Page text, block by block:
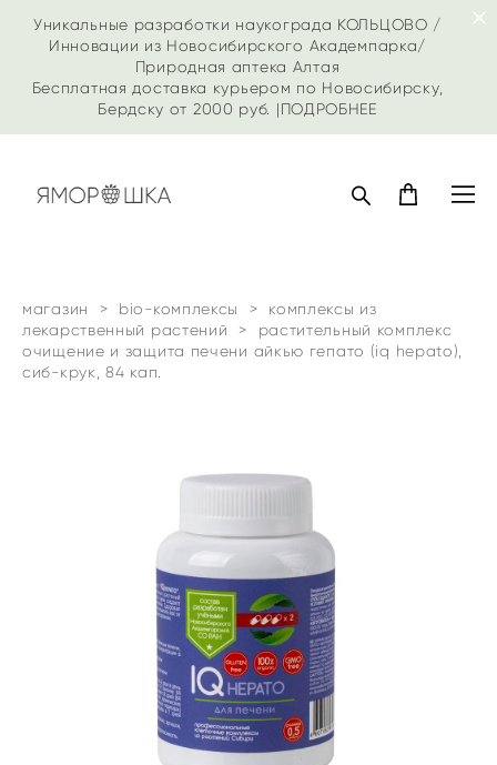
Уникальные разработки наукограда КОЛЬЦОВО /
Инновации из Новосибирского Академпарка/
Природная аптека Алтая
Бесплатная доставка курьером по Новосибирску,
Бердску от 2000 руб. |ПОДРОБНЕЕ
магазин > bio-комплексы >
комплексы из
лекарственный растений
>
растительный комплекс
очищение и защита печени айкью гепато (iq hepato),
сиб-крук, 84 кап.